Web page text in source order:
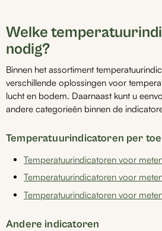
Welke
nodig?
Binnen het assortiment
verschillende oplossingen voor
lucht en bodem. Daarnaast kunt u
andere categorieën binnen de
Temperatuurindicatoren per
Temperatuurindicatoren voor
Temperatuurindicatoren voor
Temperatuurindicatoren voor
Andere indicatoren